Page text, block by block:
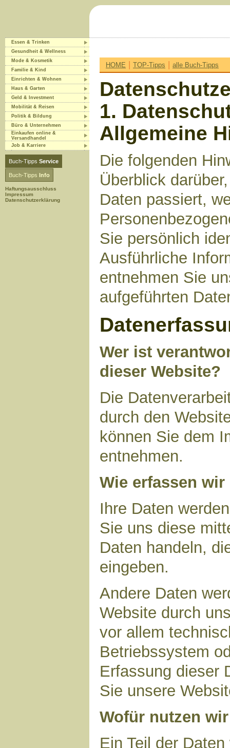
Essen & Trinken
Gesundheit & Wellness
Mode & Kosmetik
Familie & Kind
Einrichten & Wohnen
Haus & Garten
Geld & Investment
Mobilität & Reisen
Politik & Bildung
Büro & Unternehmen
Einkaufen online &
Versandhandel
Job & Karriere
Buch-Tipps Service
Buch-Tipps Info
Haftungsausschluss
Impressum
Datenschutzerklärung
HOME | TOP-Tipps | alle Buch-Tipps
1.
Allgemeine
Die folgenden
Überblick
Daten passiert,
Sie persönlich
Ausführliche
entnehmen Sie
aufgeführten
Wer ist
dieser Website?
Die
durch den
können Sie dem
entnehmen.
Wie erfassen wir
Ihre Daten
Sie uns diese
Daten handeln,
eingeben.
Andere Daten
Website durch
vor allem
Betriebssystem
Erfassung dieser
Sie unsere
Wofür nutzen
Ein Teil der